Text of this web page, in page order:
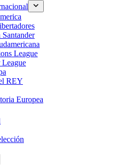
League
League
REY
Europea